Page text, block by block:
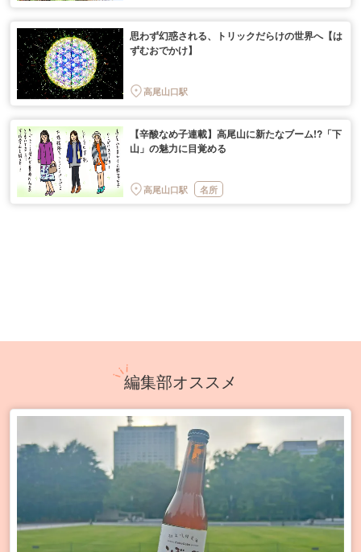
思わず幻惑される、トリックだらけの世界へ【は
ずむおでかけ】
高尾山口駅
【辛酸なめ子連載】高尾山に新たなブーム!?「下
山」の魅力に目覚める
高尾山口駅 名所
編集部オススメ